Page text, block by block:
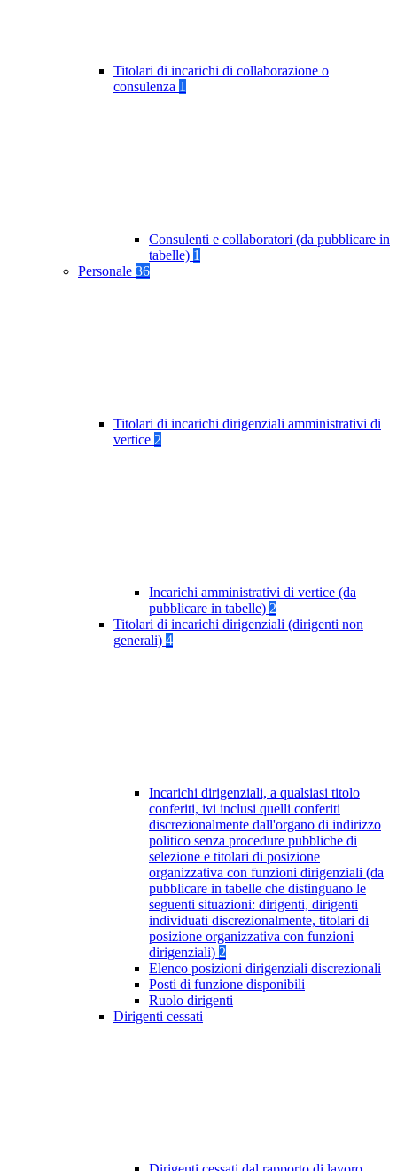
Titolari di incarichi di collaborazione o
consulenza 1
Consulenti e collaboratori (da pubblicare in
tabelle) 1
Personale 36
Titolari di incarichi dirigenziali amministrativi di
vertice 2
Incarichi amministrativi di vertice (da
pubblicare in tabelle) 2
Titolari di incarichi dirigenziali (dirigenti non
generali) 4
Incarichi dirigenziali, a qualsiasi titolo
conferiti, ivi inclusi quelli conferiti
discrezionalmente dall'organo di indirizzo
politico senza procedure pubbliche di
selezione e titolari di posizione
organizzativa con funzioni dirigenziali (da
pubblicare in tabelle che distinguano le
seguenti situazioni: dirigenti, dirigenti
individuati discrezionalmente, titolari di
posizione organizzativa con funzioni
dirigenziali) 2
Elenco posizioni dirigenziali discrezionali
Posti di funzione disponibili
Ruolo dirigenti
Dirigenti cessati